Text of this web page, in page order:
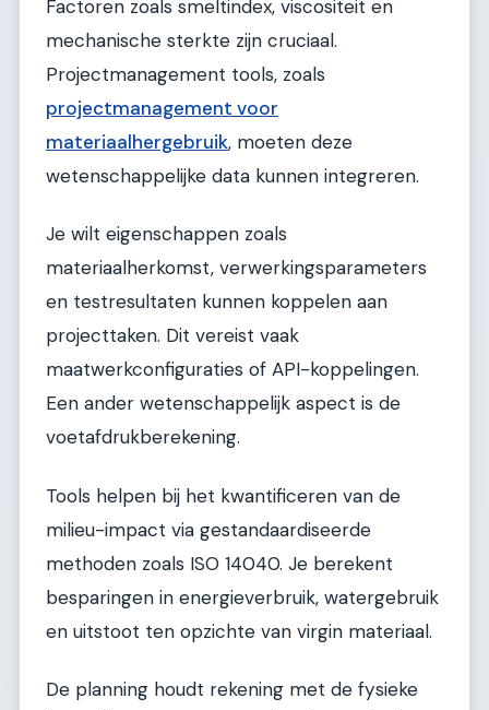
Factoren zoals smeltindex, viscositeit en
mechanische sterkte zijn cruciaal.
Projectmanagement tools, zoals
projectmanagement voor
materiaalhergebruik, moeten deze
wetenschappelijke data kunnen integreren.
Je wilt eigenschappen zoals
materiaalherkomst, verwerkingsparameters
en testresultaten kunnen koppelen aan
projecttaken. Dit vereist vaak
maatwerkconfiguraties of API-koppelingen.
Een ander wetenschappelijk aspect is de
voetafdrukberekening.
Tools helpen bij het kwantificeren van de
milieu-impact via gestandaardiseerde
methoden zoals ISO 14040. Je berekent
besparingen in energieverbruik, watergebruik
en uitstoot ten opzichte van virgin materiaal.
De planning houdt rekening met de fysieke